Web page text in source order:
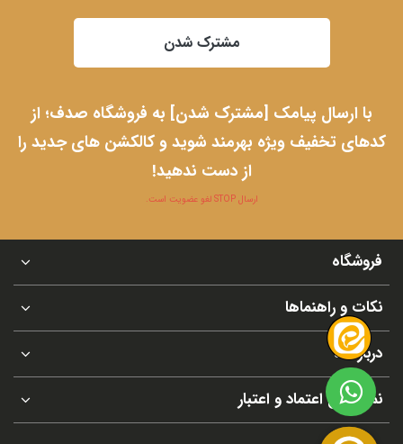
مشترک شدن
با ارسال پیامک [مشترک شدن] به فروشگاه صدف؛ از
کدهای تخفیف ویژه بهرمند شوید و کالکشن های جدید را
از دست ندهید!
ارسال STOP لغو عضویت است.
فروشگاه
نکات و راهنماها
درباره ما
نماد های اعتماد و اعتبار